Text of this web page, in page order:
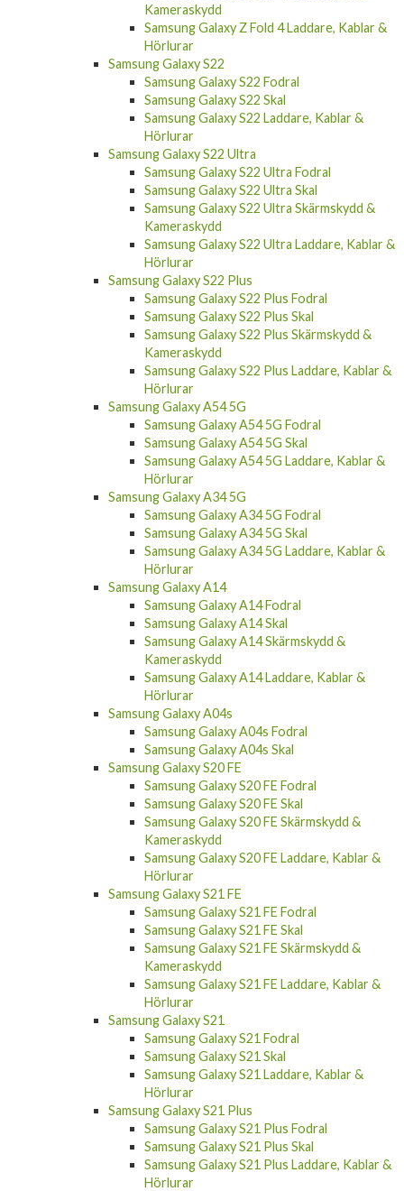
Kameraskydd
Samsung Galaxy Z Fold 4 Laddare, Kablar &
Hörlurar
Samsung Galaxy S22
Samsung Galaxy S22 Fodral
Samsung Galaxy S22 Skal
Samsung Galaxy S22 Laddare, Kablar &
Hörlurar
Samsung Galaxy S22 Ultra
Samsung Galaxy S22 Ultra Fodral
Samsung Galaxy S22 Ultra Skal
Samsung Galaxy S22 Ultra Skärmskydd &
Kameraskydd
Samsung Galaxy S22 Ultra Laddare, Kablar &
Hörlurar
Samsung Galaxy S22 Plus
Samsung Galaxy S22 Plus Fodral
Samsung Galaxy S22 Plus Skal
Samsung Galaxy S22 Plus Skärmskydd &
Kameraskydd
Samsung Galaxy S22 Plus Laddare, Kablar &
Hörlurar
Samsung Galaxy A54 5G
Samsung Galaxy A54 5G Fodral
Samsung Galaxy A54 5G Skal
Samsung Galaxy A54 5G Laddare, Kablar &
Hörlurar
Samsung Galaxy A34 5G
Samsung Galaxy A34 5G Fodral
Samsung Galaxy A34 5G Skal
Samsung Galaxy A34 5G Laddare, Kablar &
Hörlurar
Samsung Galaxy A14
Samsung Galaxy A14 Fodral
Samsung Galaxy A14 Skal
Samsung Galaxy A14 Skärmskydd &
Kameraskydd
Samsung Galaxy A14 Laddare, Kablar &
Hörlurar
Samsung Galaxy A04s
Samsung Galaxy A04s Fodral
Samsung Galaxy A04s Skal
Samsung Galaxy S20 FE
Samsung Galaxy S20 FE Fodral
Samsung Galaxy S20 FE Skal
Samsung Galaxy S20 FE Skärmskydd &
Kameraskydd
Samsung Galaxy S20 FE Laddare, Kablar &
Hörlurar
Samsung Galaxy S21 FE
Samsung Galaxy S21 FE Fodral
Samsung Galaxy S21 FE Skal
Samsung Galaxy S21 FE Skärmskydd &
Kameraskydd
Samsung Galaxy S21 FE Laddare, Kablar &
Hörlurar
Samsung Galaxy S21
Samsung Galaxy S21 Fodral
Samsung Galaxy S21 Skal
Samsung Galaxy S21 Laddare, Kablar &
Hörlurar
Samsung Galaxy S21 Plus
Samsung Galaxy S21 Plus Fodral
Samsung Galaxy S21 Plus Skal
Samsung Galaxy S21 Plus Laddare, Kablar &
Hörlurar